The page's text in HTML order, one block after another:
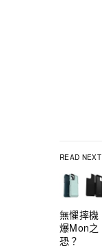
READ NEXT
無懼摔機
爆Mon之
恐？